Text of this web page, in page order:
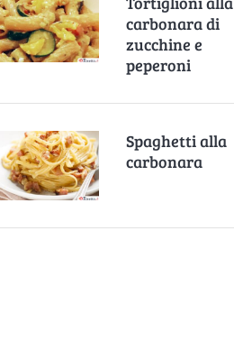
carbonara di
zucchine e
peperoni
Spaghetti alla
carbonara